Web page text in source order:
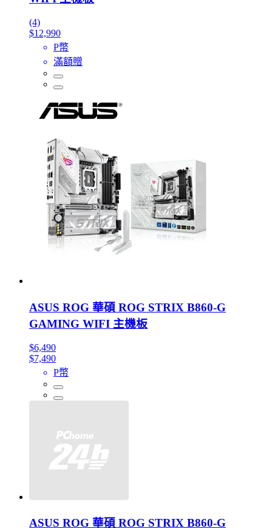
(4)
$12,990
P幣
滿額贈
ASUS ROG 華碩 ROG STRIX B860-G
GAMING WIFI 主機板
$6,490
$7,490
P幣
ASUS ROG 華碩 ROG STRIX B860-G